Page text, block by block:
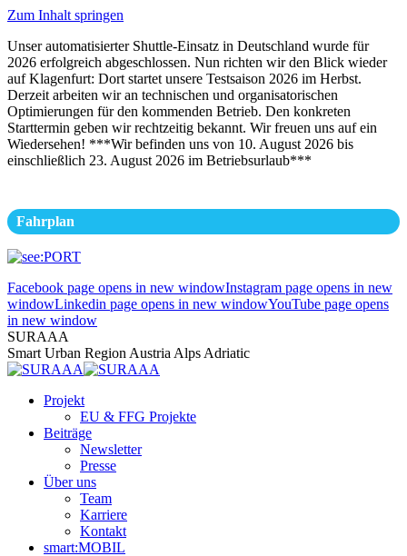
Zum Inhalt springen
Unser automatisierter Shuttle-Einsatz in Deutschland wurde für
2026 erfolgreich abgeschlossen. Nun richten wir den Blick wieder
auf Klagenfurt: Dort startet unsere Testsaison 2026 im Herbst.
Derzeit arbeiten wir an technischen und organisatorischen
Optimierungen für den kommenden Betrieb. Den konkreten
Starttermin geben wir rechtzeitig bekannt. Wir freuen uns auf ein
Wiedersehen! ***Wir befinden uns von 10. August 2026 bis
einschließlich 23. August 2026 im Betriebsurlaub***
Fahrplan
Facebook page opens in new windowInstagram page opens in new
windowLinkedin page opens in new windowYouTube page opens
in new window
SURAAA
Smart Urban Region Austria Alps Adriatic
Projekt
EU & FFG Projekte
Beiträge
Newsletter
Presse
Über uns
Team
Karriere
Kontakt
smart:MOBIL